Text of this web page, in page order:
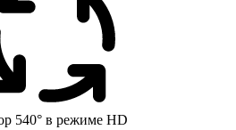
540° в режиме HD